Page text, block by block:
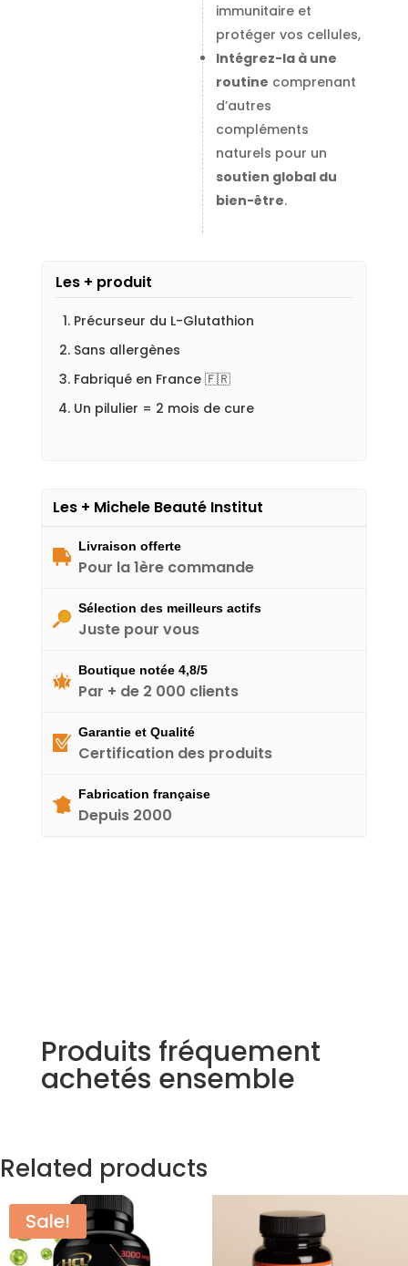
immunitaire et
protéger vos cellules,
Intégrez-la à une
routine comprenant
d’autres
compléments
naturels pour un
soutien global du
bien-être.
Les + produit
Précurseur du L-Glutathion
Sans allergènes
Fabriqué en France 🇫🇷
Un pilulier = 2 mois de cure
Les + Michele Beauté Institut
Livraison offerte
Pour la 1ère commande
Sélection des meilleurs actifs
Juste pour vous
Boutique notée 4,8/5
Par + de 2 000 clients
Garantie et Qualité
Certification des produits
Fabrication française
Depuis 2000
Produits fréquement
achetés ensemble
Related products
Sale!